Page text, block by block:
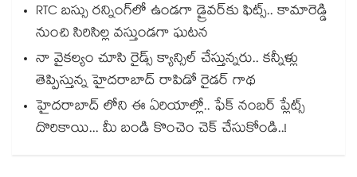
RTC బస్సు రన్నింగ్⁫లో ఉండగా డ్రైవర్‌కు ఫిట్స్.. కామారెడ్డి
నుంచి సిరిసిల్ల వస్తుండగా ఘటన
నా వైకల్యం చూసి రైడ్స్ క్యాన్సిల్ చేస్తున్నరు.. కన్నీళ్లు
తెప్పిస్తున్న హైదరాబాద్ రాపిడో రైడర్ గాథ
హైదరాబాద్ లోని ఈ ఏరియాల్లో.. ఫేక్ నంబర్ ప్లేట్స్
దొరికాయి... మీ బండి కొంచెం చెక్ చేసుకోండి..!